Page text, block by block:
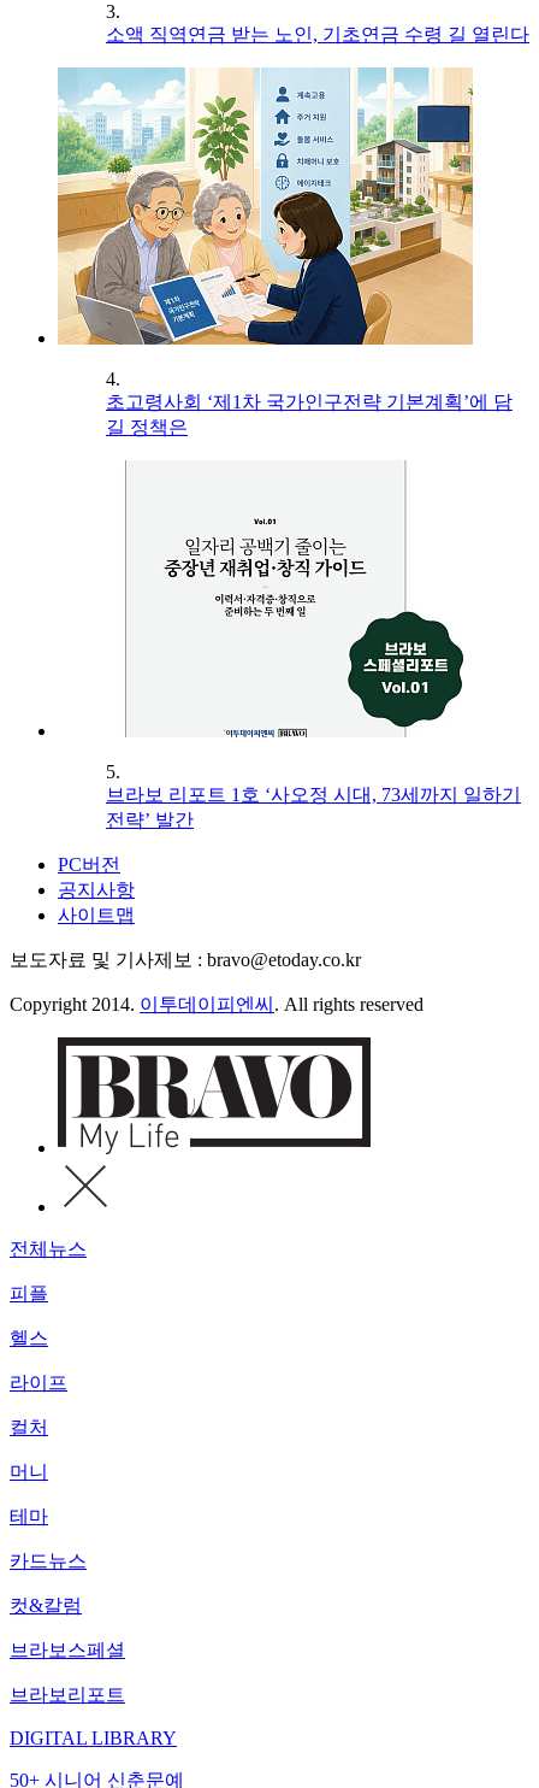
3.
소액 직역연금 받는 노인, 기초연금 수령 길 열린다
4.
초고령사회 ‘제1차 국가인구전략 기본계획’에 담
길 정책은
5.
브라보 리포트 1호 ‘사오정 시대, 73세까지 일하기
전략’ 발간
PC버전
공지사항
사이트맵
보도자료 및 기사제보 : bravo@etoday.co.kr
Copyright 2014. 이투데이피엔씨 . All rights reserved
전체뉴스
피플
헬스
라이프
컬처
머니
테마
카드뉴스
컷&칼럼
브라보스페셜
브라보리포트
DIGITAL LIBRARY
50+ 시니어 신춘문예